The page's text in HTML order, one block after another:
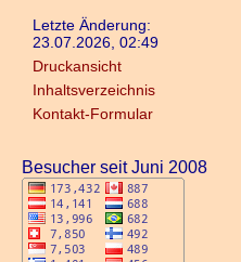
Letzte Änderung:
23.07.2026, 02:49
Druckansicht
Inhaltsverzeichnis
Kontakt-Formular
Besucher seit Juni 2008